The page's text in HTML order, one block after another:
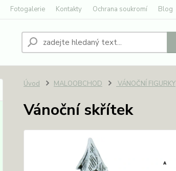
Fotogalerie Kontakty Ochrana soukromí Blog
Úvod MALOOBCHOD VÁNOČNÍ FIGURKY
Vánoční skřítek